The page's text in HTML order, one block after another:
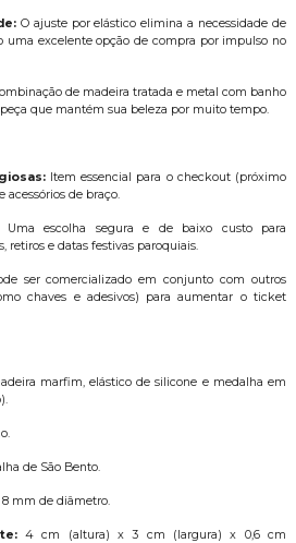
O ajuste por elástico elimina a necessidade de
uma excelente opção de compra por impulso no
de madeira tratada e metal com banho
que mantém sua beleza por muito tempo.
Item essencial para o checkout (próximo
acessórios de braço.
Uma escolha segura e de baixo custo para
retiros e datas festivas paroquiais.
ser comercializado em conjunto com outros
chaves e adesivos) para aumentar o ticket
marfim, elástico de silicone e medalha em
de São Bento.
mm de diâmetro.
4 cm (altura) x 3 cm (largura) x 0,6 cm